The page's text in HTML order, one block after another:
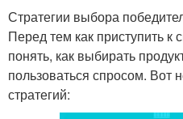
Стратегии выбора
Перед тем как приступить к
понять, как выбирать
пользоваться спросом. Вот
стратегий: